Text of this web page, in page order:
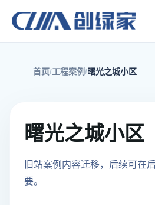
首页 工程案例 曙光之城小区
曙光之城小区
旧站案例内容迁移，后续可在
要。